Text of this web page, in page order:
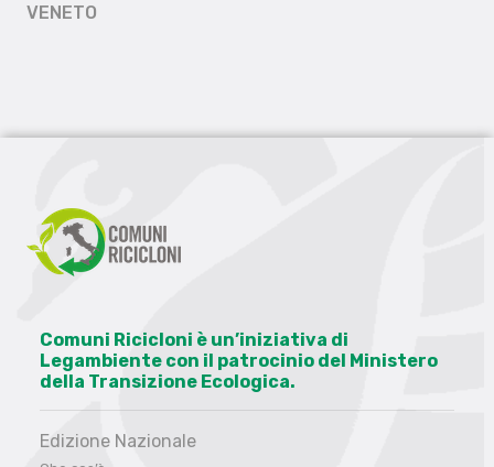
VENETO
Comuni Ricicloni è un’iniziativa di
Legambiente con il patrocinio del Ministero
della Transizione Ecologica.
Edizione Nazionale